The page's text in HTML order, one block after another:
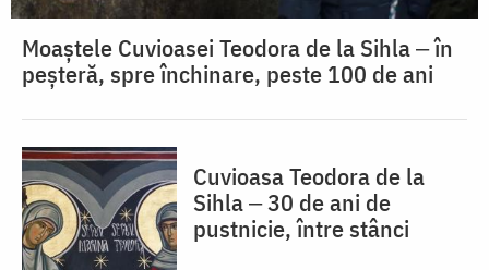
Moaștele Cuvioasei Teodora de la Sihla ‒ în
peșteră, spre închinare, peste 100 de ani
Cuvioasa Teodora de la
Sihla ‒ 30 de ani de
pustnicie, între stânci